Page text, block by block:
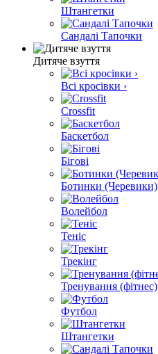
Штангетки
Сандалі Тапочки
Дитяче взуття
Всі кросівки ›
Crossfit
Баскетбол
Бігові
Ботинки (Черевики)
Волейбол
Теніс
Трекінг
Тренування (фітнес)
Футбол
Штангетки